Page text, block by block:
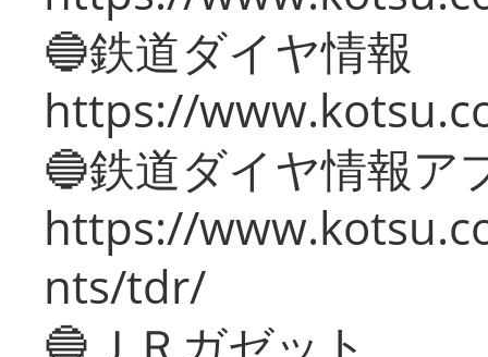
🔵鉄道ダイヤ情報
https://
🔵鉄道ダイヤ情報ア
https://
nts/tdr/